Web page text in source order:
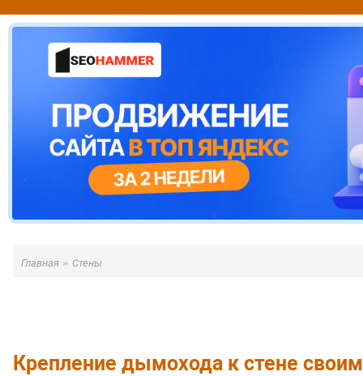
Главная » Стены
Крепление дымохода к стене